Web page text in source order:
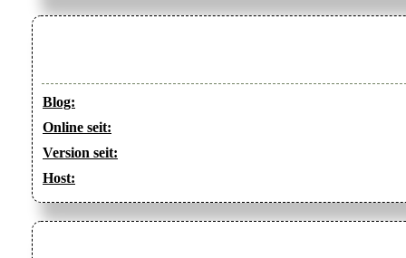
Blog:
Online seit:
Version seit:
Host: